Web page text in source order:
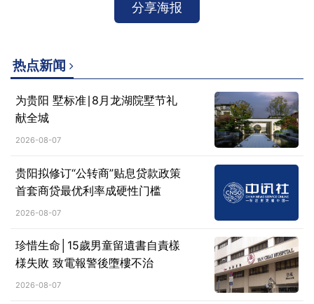
分享海报
热点新闻
为贵阳 墅标准∣8月龙湖院墅节礼
献全城
2026-08-07
贵阳拟修订“公转商”贴息贷款政策
首套商贷最优利率成硬性门槛
2026-08-07
珍惜生命│15歲男童留遺書自責樣
様失敗 致電報警後墮樓不治
2026-08-07